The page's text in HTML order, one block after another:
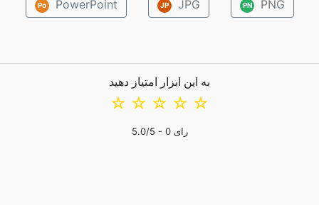
Po PowerPoint JP JPG PN PNG
به این ابزار امتیاز دهید
☆
☆
☆
☆
☆
5.0/5 - 0 رای